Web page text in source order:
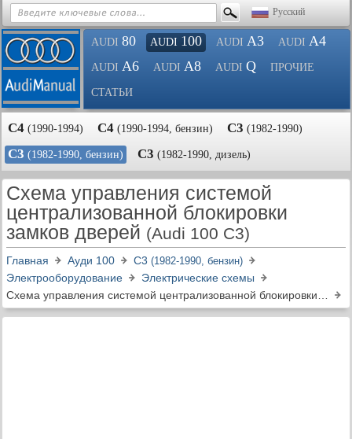
Русский
AUDI 80 AUDI 100 AUDI A3 AUDI A4
AUDI A6 AUDI A8 AUDI Q ПРОЧИЕ
СТАТЬИ
С4 (1990-1994) С4 (1990-1994, бензин) С3 (1982-1990)
С3 (1982-1990, бензин) С3 (1982-1990, дизель)
Схема управления системой
централизованной блокировки
замков дверей (Audi 100 C3)
Главная Ауди 100 С3 (1982-1990, бензин)
Электрооборудование
Электрические схемы